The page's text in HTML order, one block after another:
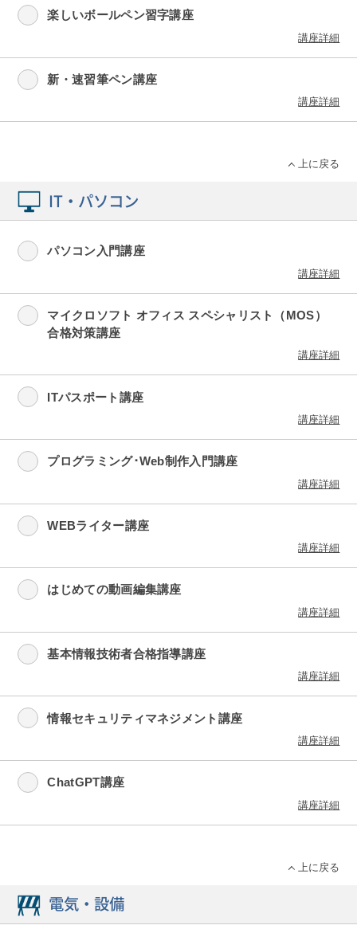
楽しいボールペン習字講座
講座詳細
新・速習筆ペン講座
講座詳細
上に戻る
IT・パソコン
パソコン入門講座
講座詳細
マイクロソフト オフィス スペシャリスト（MOS）
合格対策講座
講座詳細
ITパスポート講座
講座詳細
プログラミング･Web制作入門講座
講座詳細
WEBライター講座
講座詳細
はじめての動画編集講座
講座詳細
基本情報技術者合格指導講座
講座詳細
情報セキュリティマネジメント講座
講座詳細
ChatGPT講座
講座詳細
上に戻る
電気・設備